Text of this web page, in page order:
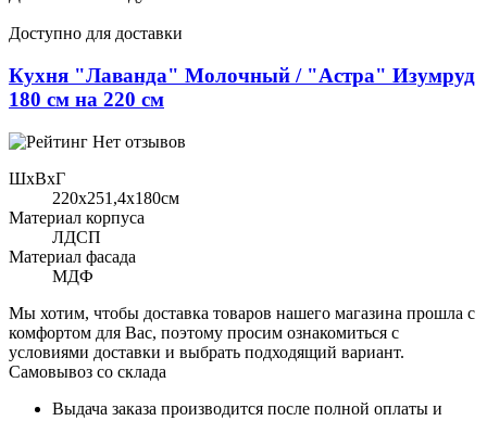
Доступно для доставки
Кухня "Лаванда" Молочный / "Астра" Изумруд
180 см на 220 см
Нет отзывов
ШхВхГ
220x251,4х180см
Материал корпуса
ЛДСП
Материал фасада
МДФ
Мы хотим, чтобы доставка товаров нашего магазина прошла с
комфортом для Вас, поэтому просим ознакомиться с
условиями доставки и выбрать подходящий вариант.
Самовывоз со склада
Выдача заказа производится после полной оплаты и